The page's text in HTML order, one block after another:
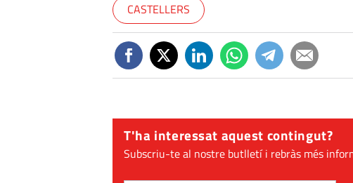
CASTELLERS
T'ha interessat aquest contingut?
Subscriu-te al nostre butlletí i rebràs més